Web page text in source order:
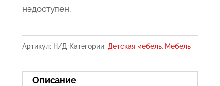
недоступен.
Артикул: Н/Д Категории: Детская мебель, Мебель
Описание